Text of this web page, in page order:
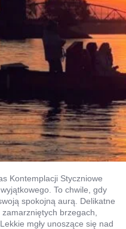
Kontemplacji Styczniowe
To chwile, gdy
spokojną aurą. Delikatne
brzegach,
mgły unoszące się nad